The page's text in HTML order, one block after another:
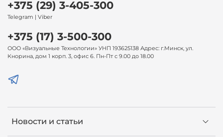
Новости и статьи
+375 (29) 3-405-300
Telegram | Viber
+375 (17) 3-500-300
ООО «Визуальные Технологии» УНП 193625138 Адрес: г.Минск, ул.
Кнорина, дом 1 корп. 3, офис 6. Пн-Пт с 9.00 до 18.00